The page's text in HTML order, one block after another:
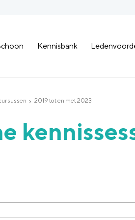
Kennisbank
2019 tot en met 2023